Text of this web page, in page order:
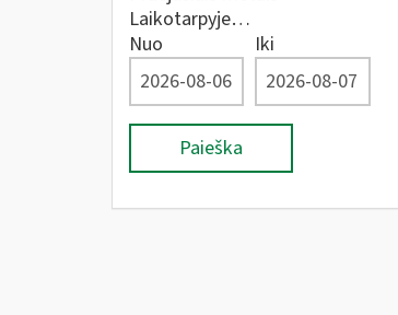
Laikotarpyje…
Nuo
Iki
Paieška